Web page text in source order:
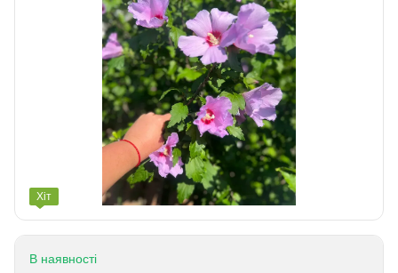
Хіт
В наявності